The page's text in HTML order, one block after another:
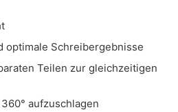
optimale Schreibergebnisse
Teilen zur gleichzeitigen
aufzuschlagen